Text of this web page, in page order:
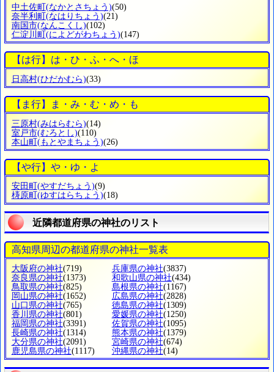
中土佐町 (なかとさちょう)(50)
奈半利町 (なはりちょう)(21)
南国市(なんこくし)(102)
仁淀川町 (によどがわちょう)(147)
【は行】は・ひ・ふ・へ・ほ
日高村(ひだかむら)(33)
【ま行】ま・み・む・め・も
三原村(みはらむら)(14)
室戸市(むろとし)(110)
本山町(もとやまちょう)(26)
【や行】や・ゆ・よ
安田町 (やすだちょう)(9)
梼原町 (ゆすはらちょう)(18)
近隣都道府県の神社のリスト
高知県周辺の都道府県の神社一覧表
大阪府の神社(719) 兵庫県の神社(3837)
奈良県の神社(1373) 和歌山県の神社(434)
鳥取県の神社(825) 島根県の神社(1167)
岡山県の神社(1652) 広島県の神社(2828)
山口県の神社(765) 徳島県の神社(1309)
香川県の神社(801) 愛媛県の神社(1250)
福岡県の神社(3391) 佐賀県の神社(1095)
長崎県の神社(1314) 熊本県の神社(1379)
大分県の神社(2091) 宮崎県の神社(674)
鹿児島県の神社(1117) 沖縄県の神社(14)